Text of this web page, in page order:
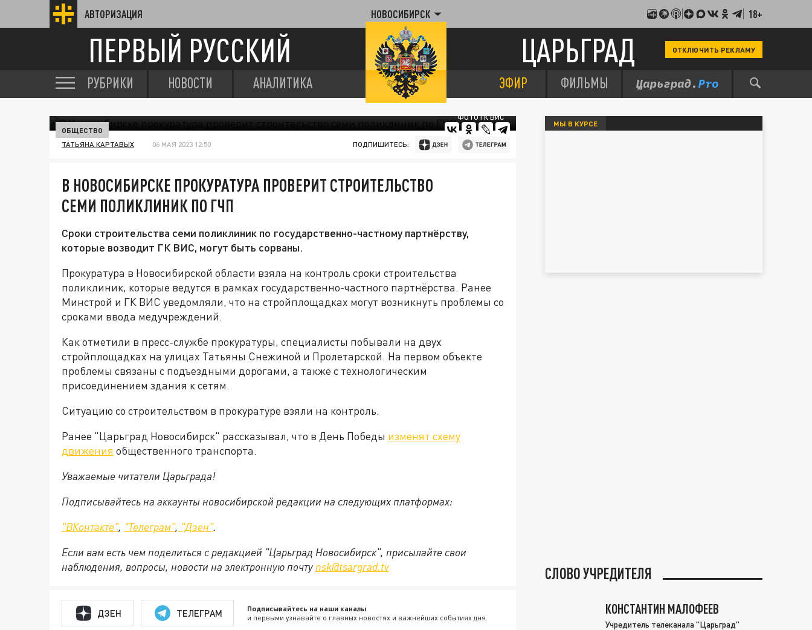
АВТОРИЗАЦИЯ НОВОСИБИРСК 18+
ПЕРВЫЙ РУССКИЙ ЦАРЬГРАД ОТКЛЮЧИТЬ РЕКЛАМУ
РУБРИКИ НОВОСТИ АНАЛИТИКА ЭФИР ФИЛЬМЫ
ФОТО ГК ВИС
ОБЩЕСТВО
ТАТЬЯНА КАРТАВЫХ 06 МАЯ 2023 12:50 ПОДПИШИТЕСЬ:
В НОВОСИБИРСКЕ ПРОКУРАТУРА ПРОВЕРИТ СТРОИТЕЛЬСТВО
СЕМИ ПОЛИКЛИНИК ПО ГЧП
Сроки строительства семи поликлиник по государственно-частному партнёрству,
которые возводит ГК ВИС, могут быть сорваны.
Прокуратура в Новосибирской области взяла на контроль сроки строительства
поликлиник, которые ведутся в рамках государственно-частного партнёрства. Ранее
Минстрой и ГК ВИС уведомляли, что на стройплощадках могут возникнуть проблемы со
сроками ввода медучреждений.
Как отметили в пресс-службе прокуратуры, специалисты побывали на двух
стройплощадках на улицах Татьяны Снежиной и Пролетарской. На первом объекте
проблемы связаны с подъездными дорогами, а также с технологическим
присоединением здания к сетям.
Ситуацию со строительством в прокуратуре взяли на контроль.
Ранее "Царьград Новосибирск" рассказывал, что в День Победы изменят схему
движения общественного транспорта.
Уважаемые читатели Царьграда!
Подписывайтесь на аккаунты новосибирской редакции на следующих платформах:
"ВКонтакте", "Телеграм", "Дзен".
Если вам есть чем поделиться с редакцией "Царьград Новосибирск", присылайте свои
наблюдения, вопросы, новости на электронную почту nsk@tsargrad.tv
ДЗЕН ТЕЛЕГРАМ Подписывайтесь на наши каналы
и первыми узнавайте о главных новостях и важнейших событиях дня.
МЫ В КУРСЕ
СЛОВО УЧРЕДИТЕЛЯ
КОНСТАНТИН МАЛОФЕЕВ
Учредитель телеканала "Царьград"